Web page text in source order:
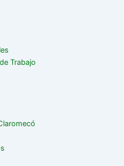
Trabajo